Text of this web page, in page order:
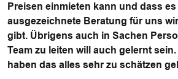
Preisen einmieten kann und dass
ausgezeichnete Beratung für uns
gibt. Übrigens auch in Sachen
Team zu leiten will auch gelernt
haben das alles sehr zu schätzen